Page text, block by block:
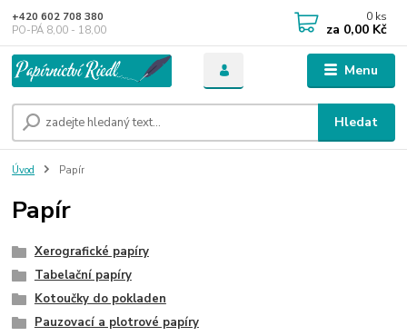
Menu
Hledat
+420 602 708 380
PO-PÁ 8,00 - 18,00
0 ks
za 0,00 Kč
Úvod Papír
Papír
Xerografické papíry
Tabelační papíry
Kotoučky do pokladen
Pauzovací a plotrové papíry